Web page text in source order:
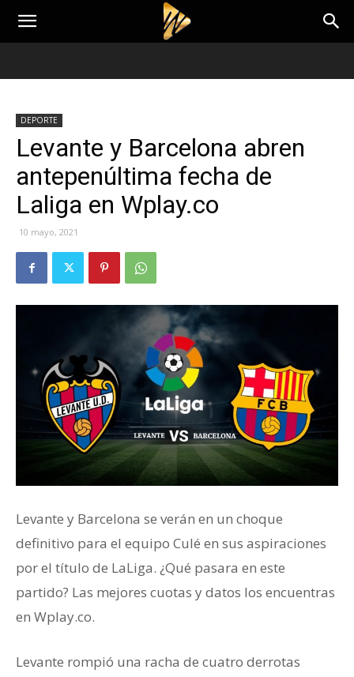
DEPORTE
Levante y Barcelona abren
antepenúltima fecha de
Laliga en Wplay.co
10 mayo, 2021
Levante y Barcelona se verán en un choque
definitivo para el equipo Culé en sus aspiraciones
por el título de LaLiga. ¿Qué pasara en este
partido? Las mejores cuotas y datos los encuentras
en Wplay.co.
Levante rompió una racha de cuatro derrotas